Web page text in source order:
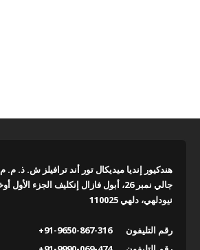
هندكيور إنديا ميديكال تور أند ترافيلز ش. ذ. م. م
جالي نمبر 26، أبول فازال إنكليف الجزء الأول أوخلا،
نيودلهي، دلهي 110025
+91-9650-867-316
رقم التليفون